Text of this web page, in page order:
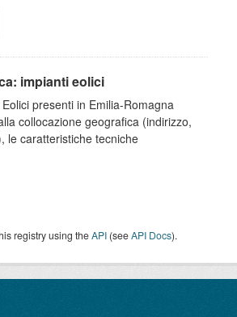
impianti eolici
presenti in Emilia-Romagna
collocazione geografica (indirizzo,
le caratteristiche tecniche
registry using theAPI (seeAPI Docs).